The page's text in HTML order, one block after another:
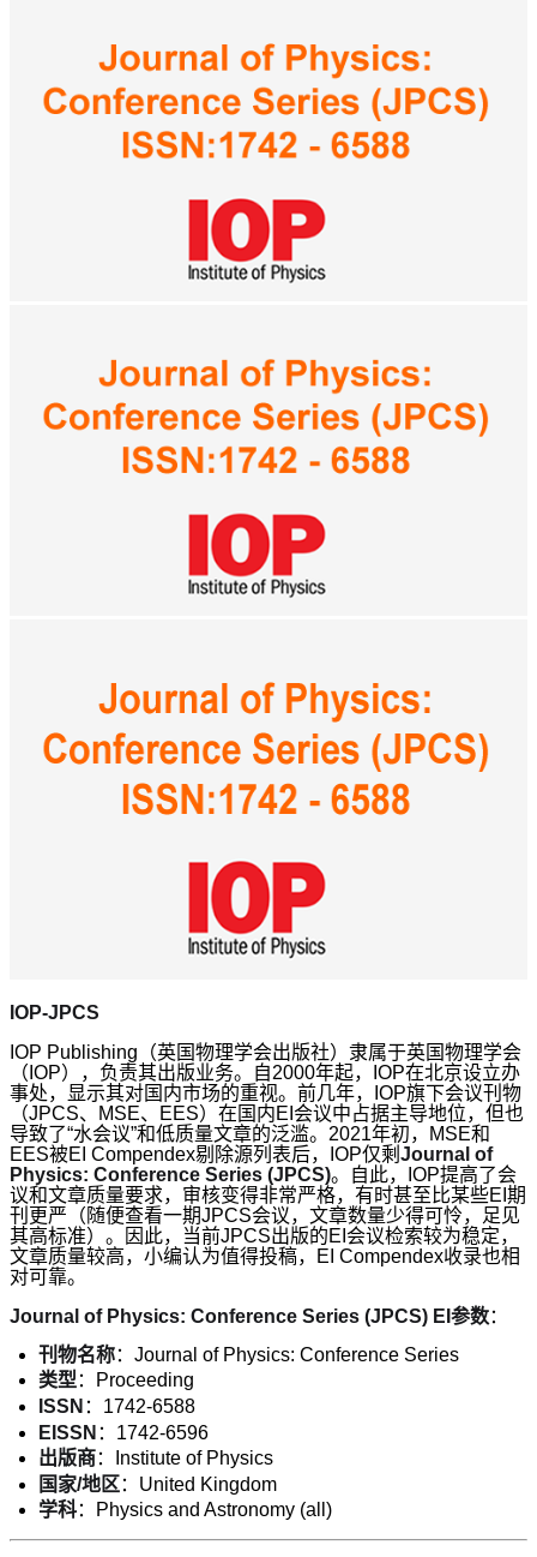
IOP-JPCS
IOP Publishing（英国物理学会出版社）隶属于英国物理学会
（IOP），负责其出版业务。自2000年起，IOP在北京设立办
事处，显示其对国内市场的重视。前几年，IOP旗下会议刊物
（JPCS、MSE、EES）在国内EI会议中占据主导地位，但也
导致了“水会议”和低质量文章的泛滥。2021年初，MSE和
EES被EI Compendex剔除源列表后，IOP仅剩Journal of
Physics: Conference Series (JPCS)。自此，IOP提高了会
议和文章质量要求，审核变得非常严格，有时甚至比某些EI期
刊更严（随便查看一期JPCS会议，文章数量少得可怜，足见
其高标准）。因此，当前JPCS出版的EI会议检索较为稳定，
文章质量较高，小编认为值得投稿，EI Compendex收录也相
对可靠。
Journal of Physics: Conference Series (JPCS) EI参数：
刊物名称：Journal of Physics: Conference Series
类型 ：Proceeding
ISSN ：1742-6588
EISSN ：1742-6596
出版商：Institute of Physics
国家/地区 ：United Kingdom
学科：Physics and Astronomy (all)